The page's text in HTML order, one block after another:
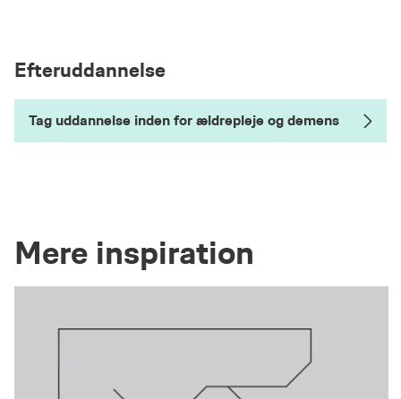
Efteruddannelse
Tag uddannelse inden for ældrepleje og demens
Mere inspiration